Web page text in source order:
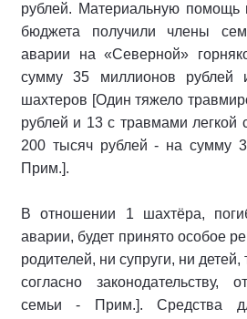
рублей. Материальную помощь
бюджета получили члены
аварии на «Северной»
сумму 35 миллионов рублей
шахтеров [Один тяжело
рублей и 13 с травмами легкой
200 тысяч рублей - на сумму
Прим.].
В отношении 1 шахтёра,
аварии, будет принято особое
родителей, ни супруги, ни
согласно законодательству,
семьи - Прим.]. Средства